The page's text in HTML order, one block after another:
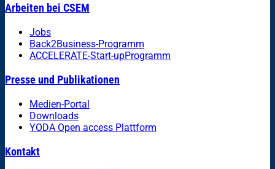
Arbeiten bei CSEM
Jobs
Back2Business-Programm
ACCELERATE-Start-upProgramm
Presse und Publikationen
Medien-Portal
Downloads
YODA Open access Plattform
Kontakt